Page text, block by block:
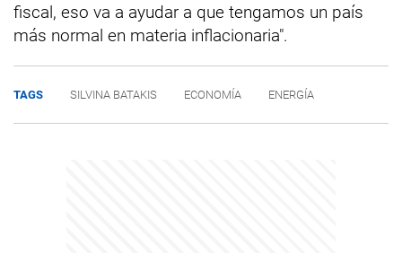
fiscal, eso va a ayudar a que tengamos un país
más normal en materia inflacionaria".
TAGS SILVINA BATAKIS ECONOMÍA ENERGÍA